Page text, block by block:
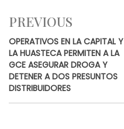
PREVIOUS
OPERATIVOS EN LA CAPITAL Y
LA HUASTECA PERMITEN A LA
GCE ASEGURAR DROGA Y
DETENER A DOS PRESUNTOS
DISTRIBUIDORES